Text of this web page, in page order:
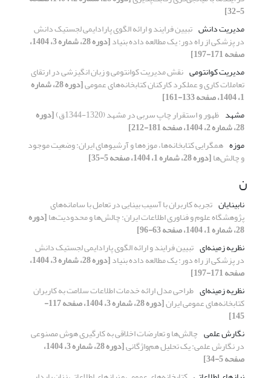
5-32]
مدیریت دانش تبیین فرایند و ارائه الگوی پارادایمی لجستیک دانش
در پزشکی از راه دور: یک مطالعه داده بنیاد [دوره 28، شماره 3، 1404،
صفحه 171-197]
مدیریت کوانتومی نقش مدیریت کوانتومی و زبان انگیزشی در ارتقای
تعاملات کاری و عملکرد کارکنان کتابخانه‌های عمومی [دوره 28، شماره
1، 1404، صفحه 133-161]
مشهد ظهور و استقرار چاپ سربی در مشهد (1320-1344ق) [دوره
28، شماره 2، 1404، صفحه 181-212]
موزه همگرایی کتابخانه‌ها، موزه‌ها و آرشیوهای ایران: وضعیت موجود
و چالش‏‌ها[دوره 28، شماره 1، 1404، صفحه 5-35]
ن
نابینایان تجربه کاربران با آسیب بینایی در تعامل با سامانه‌های
پژوهشگاه علوم و فناوری اطلاعات ایران: چالش‌ها و محدودیت‌ها[دوره
28، شماره 1، 1404، صفحه 63-96]
نظریه زمینه‌ای تبیین فرایند و ارائه الگوی پارادایمی لجستیک دانش
در پزشکی از راه دور: یک مطالعه داده بنیاد [دوره 28، شماره 3، 1404،
صفحه 171-197]
نظریه زمینه‌ای طراحی مدل ارائه خدمات اطلاعات سلامت به کاربران
کتابخانه‌­های عمومی ایران [دوره 28، شماره 3، 1404، صفحه 117-
145]
نگارش علمی چالش‌ها و تعارضات اخلاقی به‌ کارگیری هوش مصنوعی
در نگارش علمی: یک تحلیل هم‌واژگانی [دوره 28، شماره 3، 1404،
صفحه 5-34]